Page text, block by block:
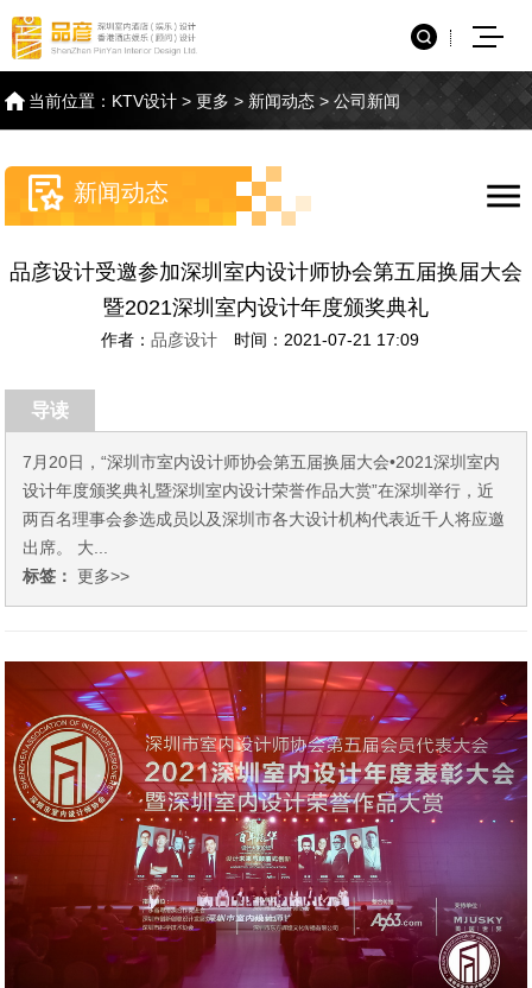
当前位置： KTV设计 >更多 > 新闻动态 >公司新闻
新闻动态
品彦设计受邀参加深圳室内设计师协会第五届换届大会
暨2021深圳室内设计年度颁奖典礼
作者： 品彦设计 时间：2021-07-21 17:09
导读
7月20日，“深圳市室内设计师协会第五届换届大会•2021深圳室内
设计年度颁奖典礼暨深圳室内设计荣誉作品大赏”在深圳举行，近
两百名理事会参选成员以及深圳市各大设计机构代表近千人将应邀
出席。 大...
标签： 更多>>